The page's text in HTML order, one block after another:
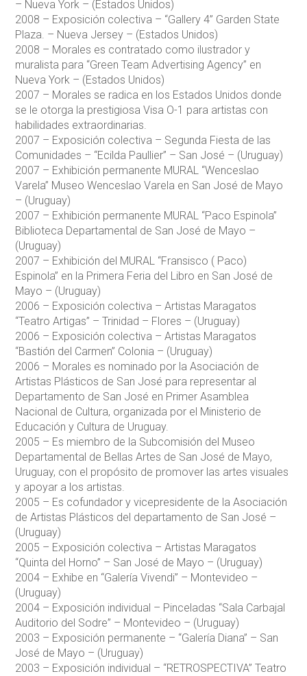
– Nueva York – (Estados Unidos)
2008 – Exposición colectiva – “Gallery 4” Garden State
Plaza. – Nueva Jersey – (Estados Unidos)
2008 – Morales es contratado como ilustrador y
muralista para “Green Team Advertising Agency” en
Nueva York – (Estados Unidos)
2007 – Morales se radica en los Estados Unidos donde
se le otorga la prestigiosa Visa O-1 para artistas con
habilidades extraordinarias.
2007 – Exposición colectiva – Segunda Fiesta de las
Comunidades – “Ecilda Paullier” – San José – (Uruguay)
2007 – Exhibición permanente MURAL “Wenceslao
Varela” Museo Wenceslao Varela en San José de Mayo
– (Uruguay)
2007 – Exhibición permanente MURAL “Paco Espinola”
Biblioteca Departamental de San José de Mayo –
(Uruguay)
2007 – Exhibición del MURAL “Fransisco ( Paco)
Espinola” en la Primera Feria del Libro en San José de
Mayo – (Uruguay)
2006 – Exposición colectiva – Artistas Maragatos
“Teatro Artigas” – Trinidad – Flores – (Uruguay)
2006 – Exposición colectiva – Artistas Maragatos
“Bastión del Carmen” Colonia – (Uruguay)
2006 – Morales es nominado por la Asociación de
Artistas Plásticos de San José para representar al
Departamento de San José en Primer Asamblea
Nacional de Cultura, organizada por el Ministerio de
Educación y Cultura de Uruguay.
2005 – Es miembro de la Subcomisión del Museo
Departamental de Bellas Artes de San José de Mayo,
Uruguay, con el propósito de promover las artes visuales
y apoyar a los artistas.
2005 – Es cofundador y vicepresidente de la Asociación
de Artistas Plásticos del departamento de San José –
(Uruguay)
2005 – Exposición colectiva – Artistas Maragatos
“Quinta del Horno” – San José de Mayo – (Uruguay)
2004 – Exhibe en “Galería Vivendi” – Montevideo –
(Uruguay)
2004 – Exposición individual – Pinceladas “Sala Carbajal
Auditorio del Sodre” – Montevideo – (Uruguay)
2003 – Exposición permanente – “Galería Diana” – San
José de Mayo – (Uruguay)
2003 – Exposición individual – “RETROSPECTIVA” Teatro